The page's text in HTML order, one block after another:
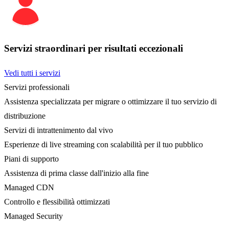
Servizi straordinari per risultati eccezionali
Vedi tutti i servizi
Servizi professionali
Assistenza specializzata per migrare o ottimizzare il tuo servizio di
distribuzione
Servizi di intrattenimento dal vivo
Esperienze di live streaming con scalabilità per il tuo pubblico
Piani di supporto
Assistenza di prima classe dall'inizio alla fine
Managed CDN
Controllo e flessibilità ottimizzati
Managed Security